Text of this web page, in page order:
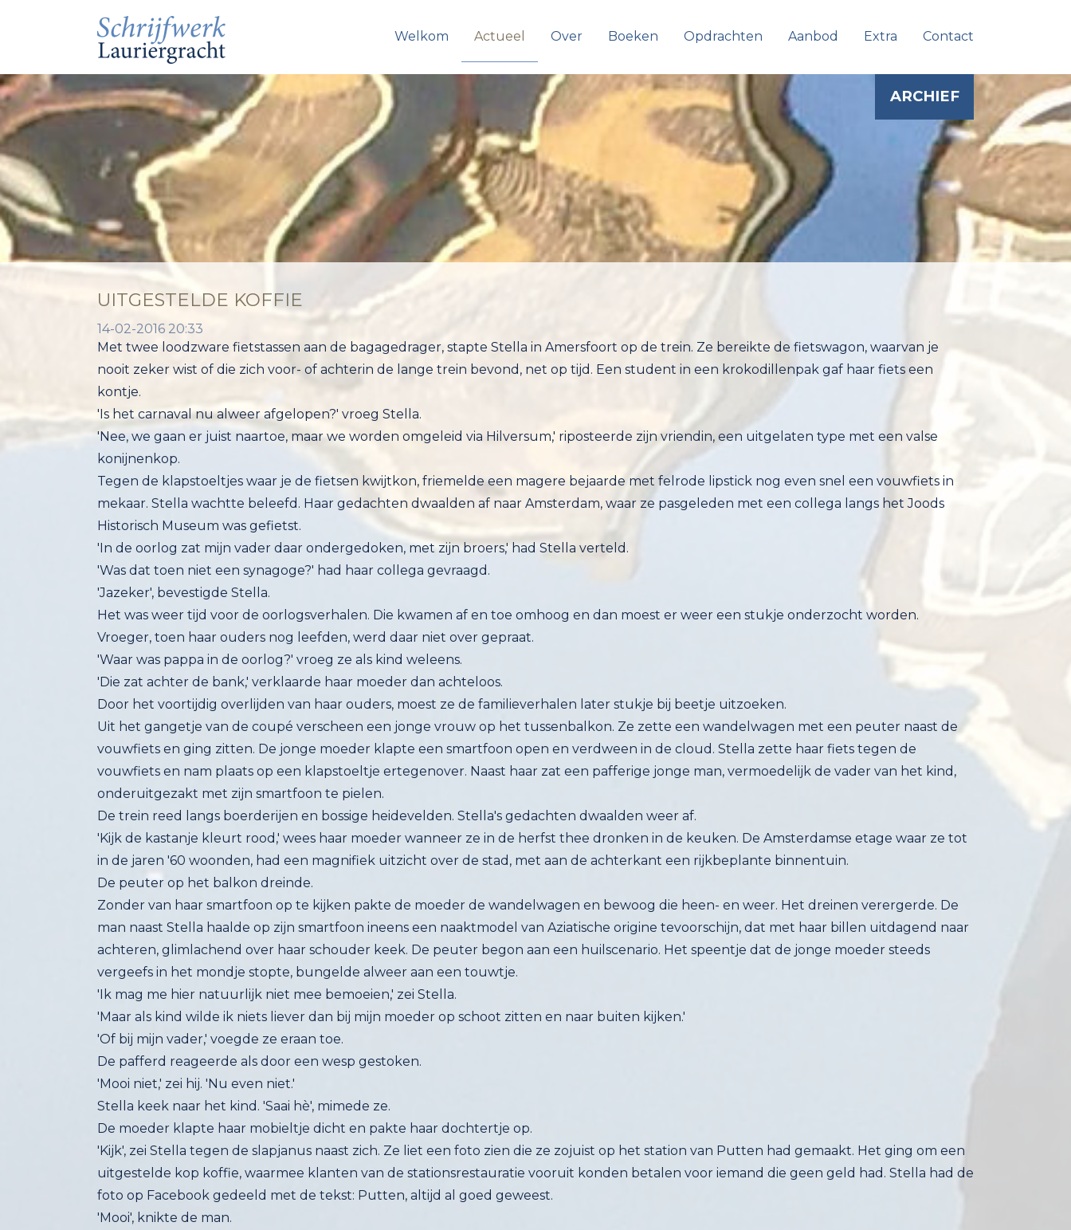
Welkom Actueel Over Boeken Opdrachten Aanbod Extra Contact
ARCHIEF
UITGESTELDE KOFFIE
14-02-2016 20:33
Met twee loodzware fietstassen aan de bagagedrager, stapte Stella in Amersfoort op de trein. Ze bereikte de fietswagon, waarvan je
nooit zeker wist of die zich voor- of achterin de lange trein bevond, net op tijd. Een student in een krokodillenpak gaf haar fiets een
kontje.
'Is het carnaval nu alweer afgelopen?' vroeg Stella.
'Nee, we gaan er juist naartoe, maar we worden omgeleid via Hilversum,' riposteerde zijn vriendin, een uitgelaten type met een valse
konijnenkop.
Tegen de klapstoeltjes waar je de fietsen kwijtkon, friemelde een magere bejaarde met felrode lipstick nog even snel een vouwfiets in
mekaar. Stella wachtte beleefd. Haar gedachten dwaalden af naar Amsterdam, waar ze pasgeleden met een collega langs het Joods
Historisch Museum was gefietst.
'In de oorlog zat mijn vader daar ondergedoken, met zijn broers,' had Stella verteld.
'Was dat toen niet een synagoge?' had haar collega gevraagd.
'Jazeker', bevestigde Stella.
Het was weer tijd voor de oorlogsverhalen. Die kwamen af en toe omhoog en dan moest er weer een stukje onderzocht worden.
Vroeger, toen haar ouders nog leefden, werd daar niet over gepraat.
'Waar was pappa in de oorlog?' vroeg ze als kind weleens.
'Die zat achter de bank,' verklaarde haar moeder dan achteloos.
Door het voortijdig overlijden van haar ouders, moest ze de familieverhalen later stukje bij beetje uitzoeken.
Uit het gangetje van de coupé verscheen een jonge vrouw op het tussenbalkon. Ze zette een wandelwagen met een peuter naast de
vouwfiets en ging zitten. De jonge moeder klapte een smartfoon open en verdween in de cloud. Stella zette haar fiets tegen de
vouwfiets en nam plaats op een klapstoeltje ertegenover. Naast haar zat een pafferige jonge man, vermoedelijk de vader van het kind,
onderuitgezakt met zijn smartfoon te pielen.
De trein reed langs boerderijen en bossige heidevelden. Stella's gedachten dwaalden weer af.
'Kijk de kastanje kleurt rood,' wees haar moeder wanneer ze in de herfst thee dronken in de keuken. De Amsterdamse etage waar ze tot
in de jaren '60 woonden, had een magnifiek uitzicht over de stad, met aan de achterkant een rijkbeplante binnentuin.
De peuter op het balkon dreinde.
Zonder van haar smartfoon op te kijken pakte de moeder de wandelwagen en bewoog die heen- en weer. Het dreinen verergerde. De
man naast Stella haalde op zijn smartfoon ineens een naaktmodel van Aziatische origine tevoorschijn, dat met haar billen uitdagend naar
achteren, glimlachend over haar schouder keek. De peuter begon aan een huilscenario. Het speentje dat de jonge moeder steeds
vergeefs in het mondje stopte, bungelde alweer aan een touwtje.
'Ik mag me hier natuurlijk niet mee bemoeien,' zei Stella.
'Maar als kind wilde ik niets liever dan bij mijn moeder op schoot zitten en naar buiten kijken.'
'Of bij mijn vader,' voegde ze eraan toe.
De pafferd reageerde als door een wesp gestoken.
'Mooi niet,' zei hij. 'Nu even niet.'
Stella keek naar het kind. 'Saai hè', mimede ze.
De moeder klapte haar mobieltje dicht en pakte haar dochtertje op.
'Kijk', zei Stella tegen de slapjanus naast zich. Ze liet een foto zien die ze zojuist op het station van Putten had gemaakt. Het ging om een
uitgestelde kop koffie, waarmee klanten van de stationsrestauratie vooruit konden betalen voor iemand die geen geld had. Stella had de
foto op Facebook gedeeld met de tekst: Putten, altijd al goed geweest.
'Mooi', knikte de man.